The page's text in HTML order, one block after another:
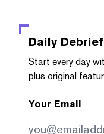
Daily Debrief
Start every day
plus original
Your Email